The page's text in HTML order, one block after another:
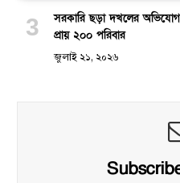
সরকারি ছড়া দখলের অভিযোগ,
প্রায় ২০০ পরিবার
জুলাই ২১, ২০২৬